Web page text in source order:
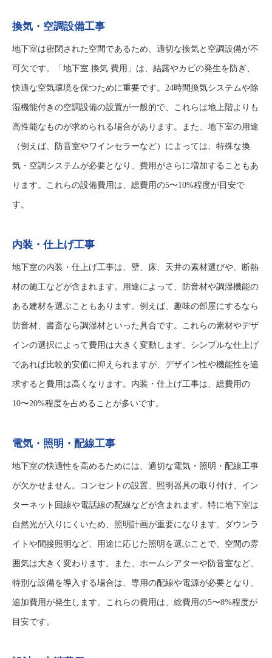
換気・空調設備工事
地下室は密閉された空間であるため、適切な換気と空調設備が不
可欠です。「地下室 換気 費用」は、結露やカビの発生を防ぎ、
快適な空気環境を保つために重要です。24時間換気システムや除
湿機能付きの空調設備の設置が一般的で、これらは地上階よりも
高性能なものが求められる場合があります。また、地下室の用途
（例えば、防音室やワインセラーなど）によっては、特殊な換
気・空調システムが必要となり、費用がさらに増加することもあ
ります。これらの設備費用は、総費用の5〜10%程度が目安で
す。
内装・仕上げ工事
地下室の内装・仕上げ工事は、壁、床、天井の素材選びや、断熱
材の施工などが含まれます。用途によって、防音材や調湿機能の
ある建材を選ぶこともあります。例えば、趣味の部屋にするなら
防音材、書斎なら調湿材といった具合です。これらの素材やデザ
インの選択によって費用は大きく変動します。シンプルな仕上げ
であれば比較的安価に抑えられますが、デザイン性や機能性を追
求すると費用は高くなります。内装・仕上げ工事は、総費用の
10〜20%程度を占めることが多いです。
電気・照明・配線工事
地下室の快適性を高めるためには、適切な電気・照明・配線工事
が欠かせません。コンセントの設置、照明器具の取り付け、イン
ターネット回線や電話線の配線などが含まれます。特に地下室は
自然光が入りにくいため、照明計画が重要になります。ダウンラ
イトや間接照明など、用途に応じた照明を選ぶことで、空間の雰
囲気は大きく変わります。また、ホームシアターや防音室など、
特別な設備を導入する場合は、専用の配線や電源が必要となり、
追加費用が発生します。これらの費用は、総費用の5〜8%程度が
目安です。